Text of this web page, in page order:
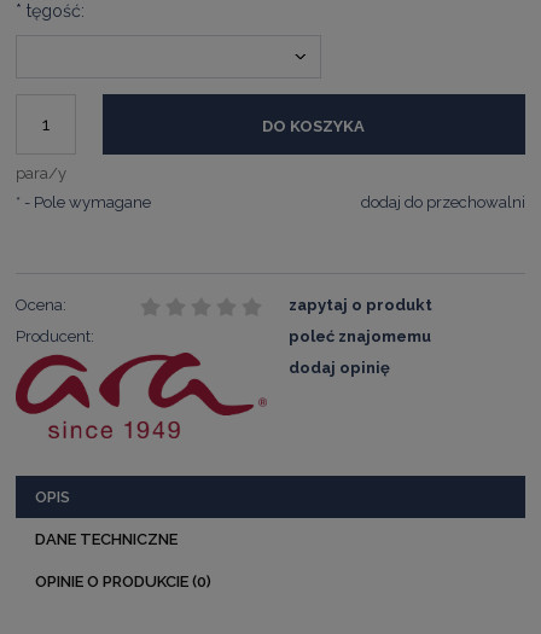
* tęgość:
para/y
DO KOSZYKA
dodaj do przechowalni
* - Pole wymagane
Ocena:
Producent:
zapytaj o produkt
poleć znajomemu
dodaj opinię
OPIS
DANE TECHNICZNE
OPINIE O PRODUKCIE (0)